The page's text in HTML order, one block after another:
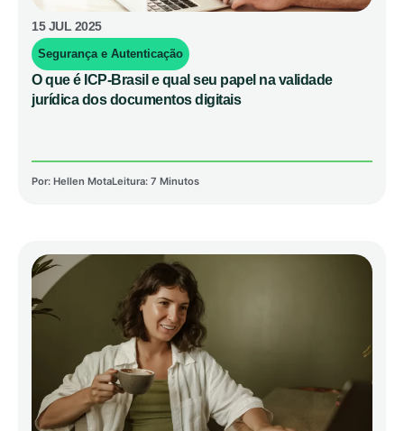
15 JUL 2025
Segurança e Autenticação
O que é ICP-Brasil e qual seu papel na validade
jurídica dos documentos digitais
Por: Hellen MotaLeitura: 7 Minutos